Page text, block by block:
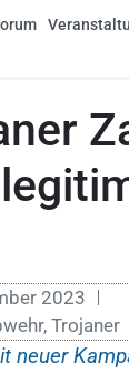
2023
,Trojaner
neuer